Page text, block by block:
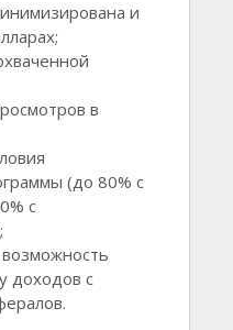
и
в
(до 80% с
с
доходов с